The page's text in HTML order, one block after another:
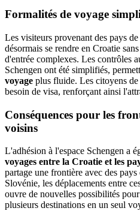
Formalités de voyage
Les visiteurs provenant des pays
désormais se rendre en Croatie
d'entrée complexes. Les contrôles
Schengen ont été simplifiés,
voyage plus fluide. Les citoyens
besoin de visa, renforçant ainsi
Conséquences pour les
voisins
L'adhésion à l'espace Schengen a
voyages entre la Croatie et les
partage une frontière avec des
Slovénie, les déplacements entre
ouvre de nouvelles possibilités
plusieurs destinations en un seul